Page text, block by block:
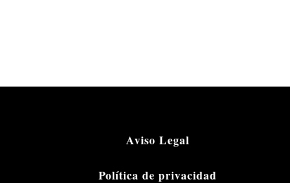
Aviso Legal
Política de privacidad